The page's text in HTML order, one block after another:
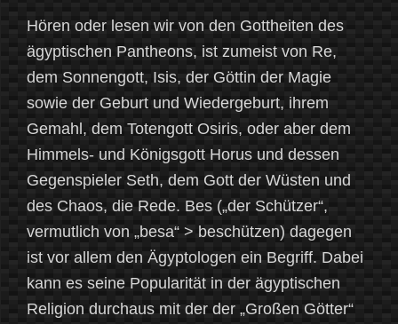
Hören oder lesen wir von den Gottheiten des
ägyptischen Pantheons, ist zumeist von Re,
dem Sonnengott, Isis, der Göttin der Magie
sowie der Geburt und Wiedergeburt, ihrem
Gemahl, dem Totengott Osiris, oder aber dem
Himmels- und Königsgott Horus und dessen
Gegenspieler Seth, dem Gott der Wüsten und
des Chaos, die Rede. Bes („der Schützer“,
vermutlich von „besa“ > beschützen) dagegen
ist vor allem den Ägyptologen ein Begriff. Dabei
kann es seine Popularität in der ägyptischen
Religion durchaus mit der der „Großen Götter“